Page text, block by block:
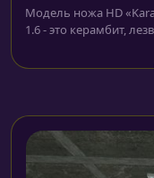
Модель ножа HD
1.6 - это керамбит,